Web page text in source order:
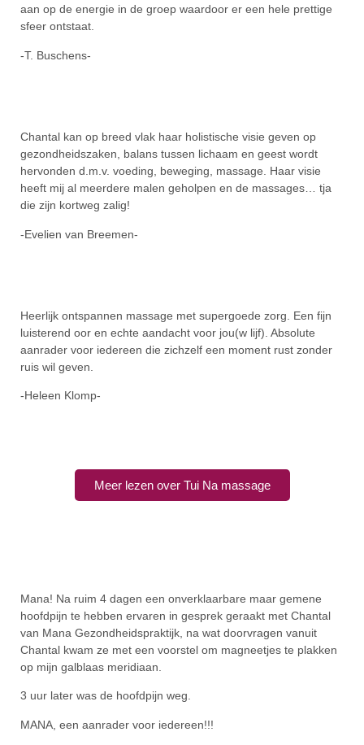
aan op de energie in de groep waardoor er een hele prettige
sfeer ontstaat.
-T. Buschens-
Chantal kan op breed vlak haar holistische visie geven op
gezondheidszaken, balans tussen lichaam en geest wordt
hervonden d.m.v. voeding, beweging, massage. Haar visie
heeft mij al meerdere malen geholpen en de massages… tja
die zijn kortweg zalig!
-Evelien van Breemen-
Heerlijk ontspannen massage met supergoede zorg. Een fijn
luisterend oor en echte aandacht voor jou(w lijf). Absolute
aanrader voor iedereen die zichzelf een moment rust zonder
ruis wil geven.
-Heleen Klomp-
Meer lezen over Tui Na massage
Mana! Na ruim 4 dagen een onverklaarbare maar gemene
hoofdpijn te hebben ervaren in gesprek geraakt met Chantal
van Mana Gezondheidspraktijk, na wat doorvragen vanuit
Chantal kwam ze met een voorstel om magneetjes te plakken
op mijn galblaas meridiaan.
3 uur later was de hoofdpijn weg.
MANA, een aanrader voor iedereen!!!